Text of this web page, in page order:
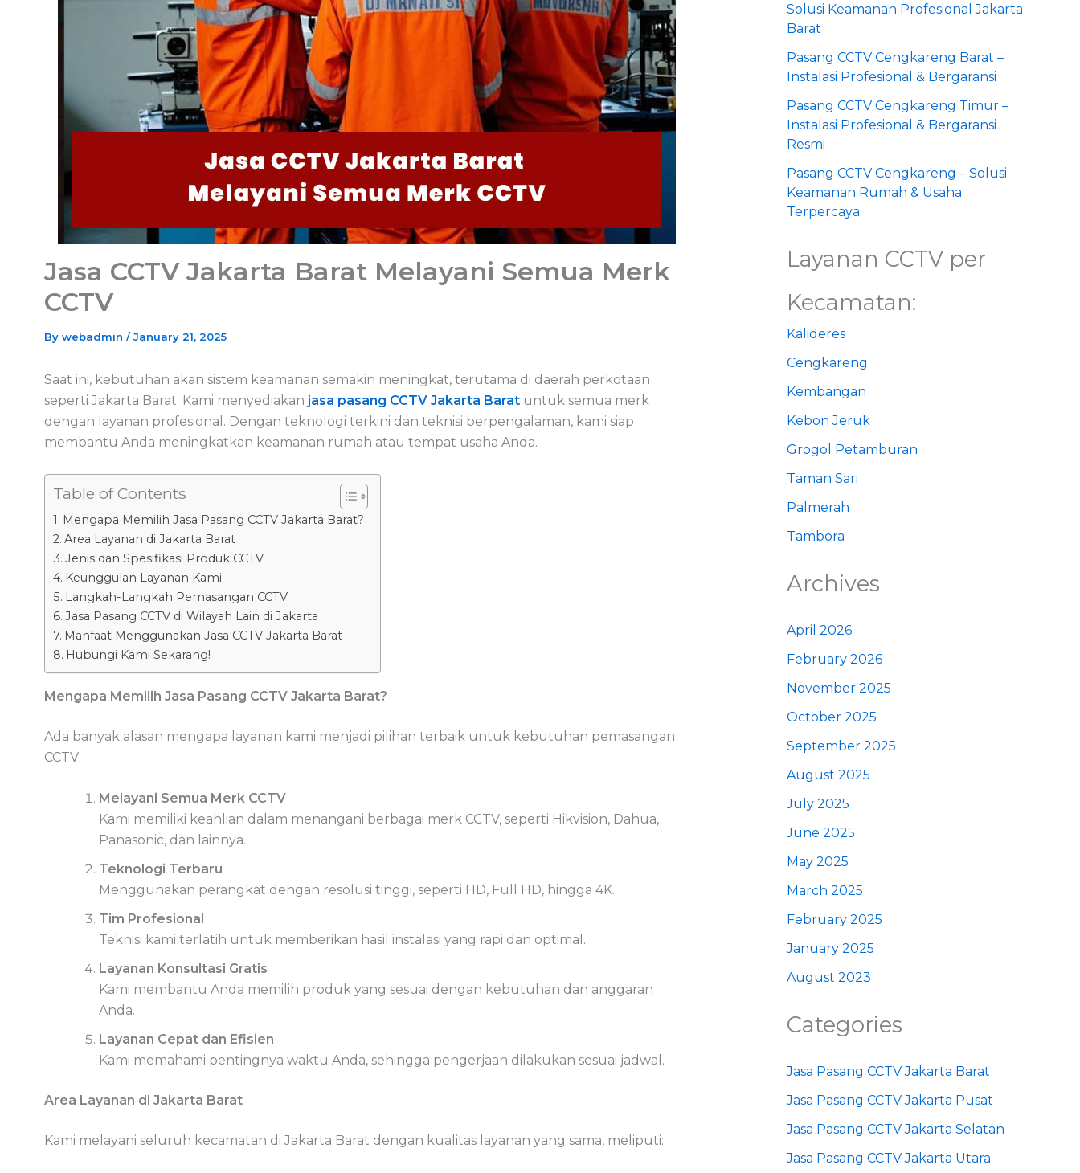
Jasa CCTV Jakarta Barat Melayani Semua Merk
CCTV
By webadmin /January 21, 2025
Saat ini, kebutuhan akan sistem keamanan semakin meningkat, terutama di daerah perkotaan
seperti Jakarta Barat. Kami menyediakan jasa pasang CCTV Jakarta Barat untuk semua merk
dengan layanan profesional. Dengan teknologi terkini dan teknisi berpengalaman, kami siap
membantu Anda meningkatkan keamanan rumah atau tempat usaha Anda.
Table of Contents
Mengapa Memilih Jasa Pasang CCTV Jakarta Barat?
Area Layanan di Jakarta Barat
Jenis dan Spesifikasi Produk CCTV
Keunggulan Layanan Kami
Langkah-Langkah Pemasangan CCTV
Jasa Pasang CCTV di Wilayah Lain di Jakarta
Manfaat Menggunakan Jasa CCTV Jakarta Barat
Hubungi Kami Sekarang!
Mengapa Memilih Jasa Pasang CCTV Jakarta Barat?
Ada banyak alasan mengapa layanan kami menjadi pilihan terbaik untuk kebutuhan pemasangan
CCTV:
Melayani Semua Merk CCTV
Kami memiliki keahlian dalam menangani berbagai merk CCTV, seperti Hikvision, Dahua,
Panasonic, dan lainnya.
Teknologi Terbaru
Menggunakan perangkat dengan resolusi tinggi, seperti HD, Full HD, hingga 4K.
Tim Profesional
Teknisi kami terlatih untuk memberikan hasil instalasi yang rapi dan optimal.
Layanan Konsultasi Gratis
Kami membantu Anda memilih produk yang sesuai dengan kebutuhan dan anggaran
Anda.
Layanan Cepat dan Efisien
Kami memahami pentingnya waktu Anda, sehingga pengerjaan dilakukan sesuai jadwal.
Area Layanan di Jakarta Barat
Kami melayani seluruh kecamatan di Jakarta Barat dengan kualitas layanan yang sama, meliputi:
Solusi Keamanan Profesional Jakarta
Barat
Pasang CCTV Cengkareng Barat –
Instalasi Profesional & Bergaransi
Pasang CCTV Cengkareng Timur –
Instalasi Profesional & Bergaransi
Resmi
Pasang CCTV Cengkareng – Solusi
Keamanan Rumah & Usaha
Terpercaya
Layanan CCTV per
Kecamatan:
Kalideres
Cengkareng
Kembangan
Kebon Jeruk
Grogol Petamburan
Taman Sari
Palmerah
Tambora
Archives
April 2026
February 2026
November 2025
October 2025
September 2025
August 2025
July 2025
June 2025
May 2025
March 2025
February 2025
January 2025
August 2023
Categories
Jasa Pasang CCTV Jakarta Barat
Jasa Pasang CCTV Jakarta Pusat
Jasa Pasang CCTV Jakarta Selatan
Jasa Pasang CCTV Jakarta Utara